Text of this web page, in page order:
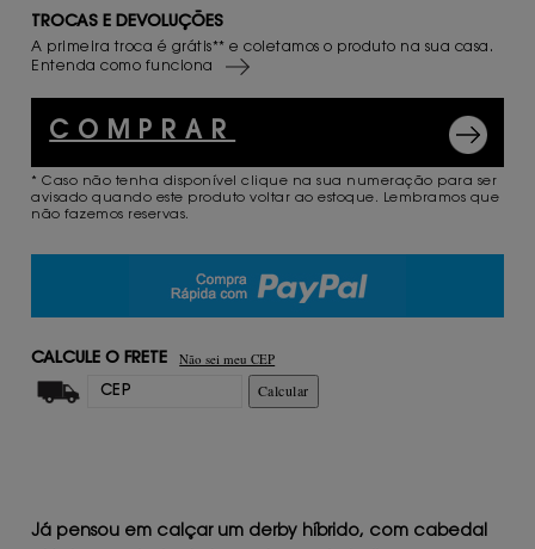
TROCAS E DEVOLUÇÕES
A primeira troca é grátis** e coletamos o produto na sua casa.
Entenda como funciona
COMPRAR
* Caso não tenha disponível clique na sua numeração para ser
avisado quando este produto voltar ao estoque. Lembramos que
não fazemos reservas.
CALCULE O FRETE Não sei meu CEP
Calcular
Já pensou em calçar um derby híbrido, com cabedal